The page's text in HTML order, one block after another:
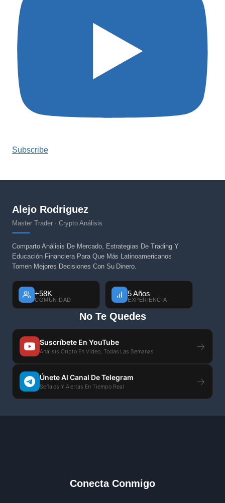
Subscribe
Alejo Rodriguez
Master Trader · Crypto Análisis
Comparto Análisis De Mercado, Estrategias De Trading Y
Educación Financiera Para Que Más Latinoamericanos
Tomen Mejores Decisiones Con Su Dinero.
+58K
COMUNIDAD
5 Años
EXPERIENCIA
No Te Quedes
Suscríbete En YouTube
Análisis Cripto En Video, Todas Las Semanas →
Únete Al Canal De Telegram
Señales Y Alertas En Tiempo Real →
Conecta Conmigo